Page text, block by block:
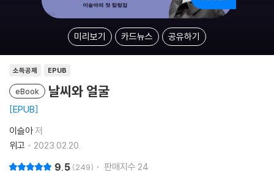
미리보기 카드뉴스 공유하기
소득공제 EPUB
eBook 날씨와 얼굴
EPUB
이슬아저
위고
2023.02.20.
9.5 249 판매지수 24